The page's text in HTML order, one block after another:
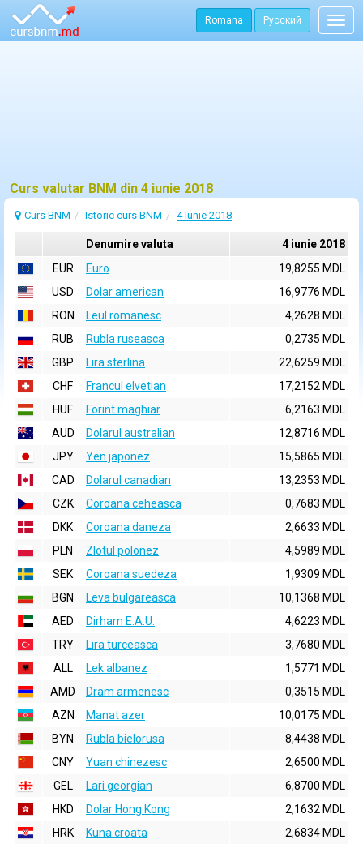
Romana Русский
Curs valutar BNM din 4 iunie 2018
Curs BNM Istoric curs BNM 4 Iunie 2018
Denumire valuta
4 iunie 2018
EUR
Euro
19,8255 MDL
USD
Dolar american
16,9776 MDL
RON
Leul romanesc
4,2628 MDL
RUB
Rubla ruseasca
0,2735 MDL
GBP
Lira sterlina
22,6259 MDL
CHF
Francul elvetian
17,2152 MDL
HUF
Forint maghiar
6,2163 MDL
AUD
Dolarul australian
12,8716 MDL
JPY
Yen japonez
15,5865 MDL
CAD
Dolarul canadian
13,2353 MDL
CZK
Coroana ceheasca
0,7683 MDL
DKK
Coroana daneza
2,6633 MDL
PLN
Zlotul polonez
4,5989 MDL
SEK
Coroana suedeza
1,9309 MDL
BGN
Leva bulgareasca
10,1368 MDL
AED
Dirham E.A.U.
4,6223 MDL
TRY
Lira turceasca
3,7680 MDL
ALL
Lek albanez
1,5771 MDL
AMD
Dram armenesc
0,3515 MDL
AZN
Manat azer
10,0175 MDL
BYN
Rubla bielorusa
8,4438 MDL
CNY
Yuan chinezesc
2,6500 MDL
GEL
Lari georgian
6,8700 MDL
HKD
Dolar Hong Kong
2,1632 MDL
HRK
Kuna croata
2,6834 MDL